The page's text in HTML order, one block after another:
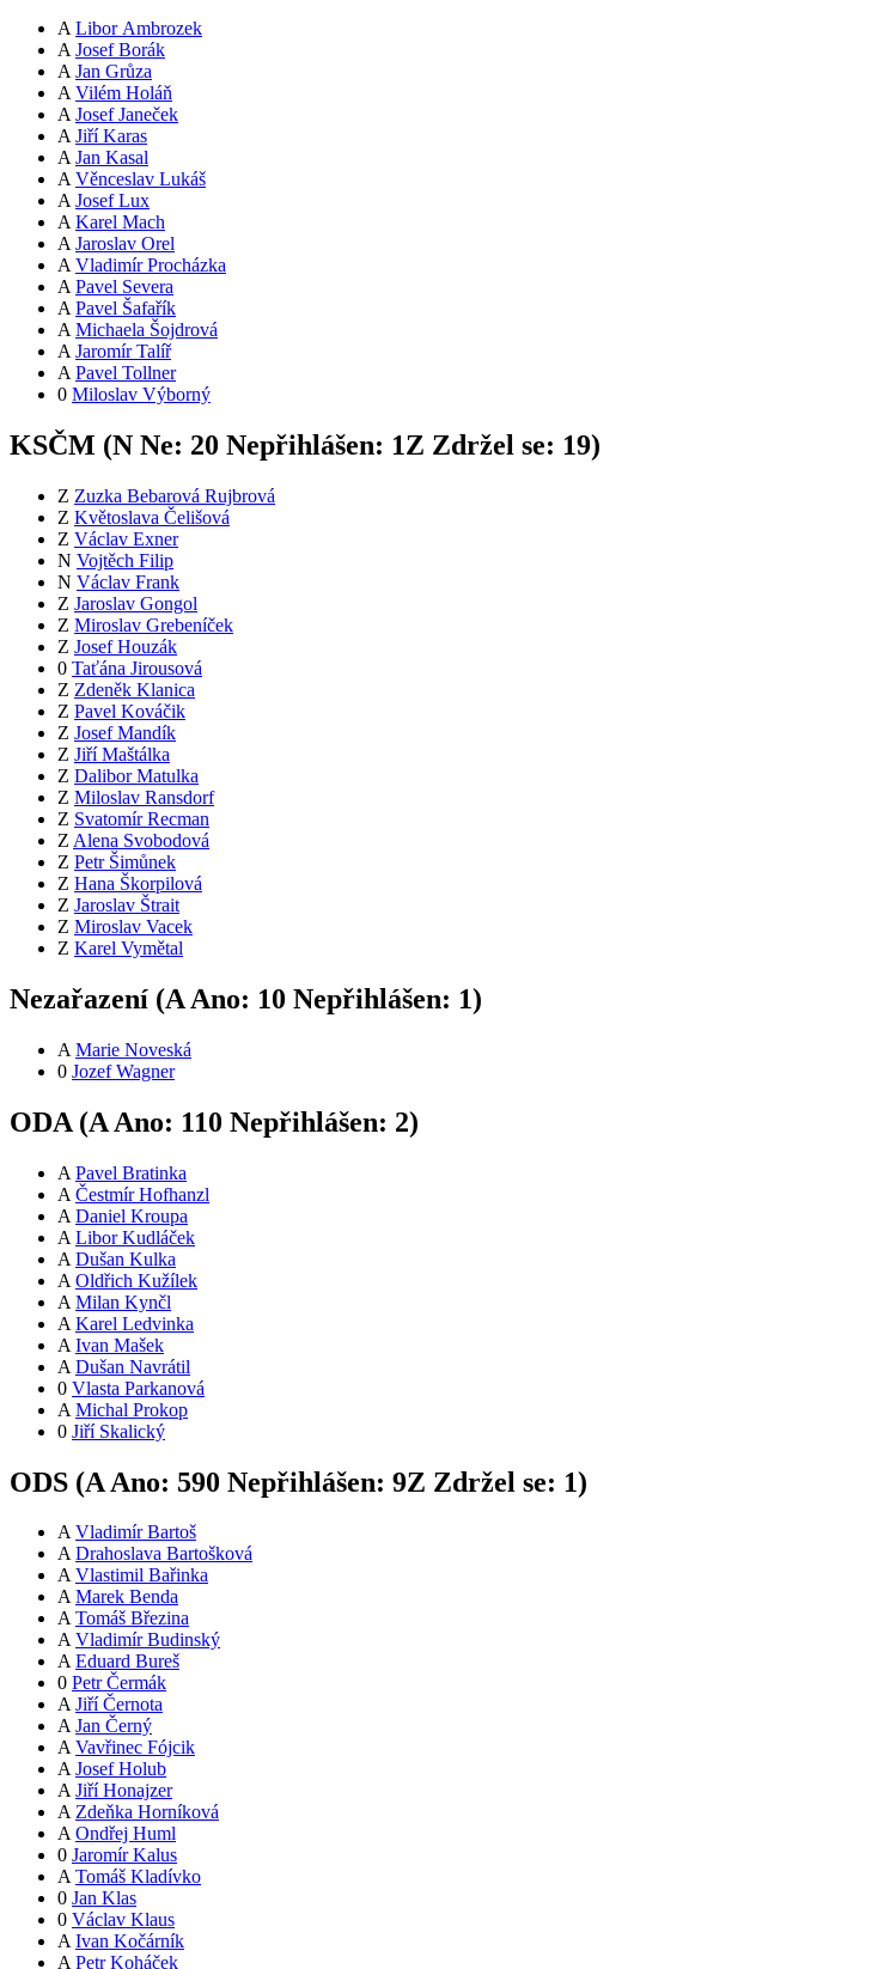
A Libor Ambrozek
A Josef Borák
A Jan Grůza
A Vilém Holáň
A Josef Janeček
A Jiří Karas
A Jan Kasal
A Věnceslav Lukáš
A Josef Lux
A Karel Mach
A Jaroslav Orel
A Vladimír Procházka
A Pavel Severa
A Pavel Šafařík
A Michaela Šojdrová
A Jaromír Talíř
A Pavel Tollner
0 Miloslav Výborný
KSČM (N Ne: 20 Nepřihlášen: 1Z Zdržel se: 19)
Z Zuzka Bebarová Rujbrová
Z Květoslava Čelišová
Z Václav Exner
N Vojtěch Filip
N Václav Frank
Z Jaroslav Gongol
Z Miroslav Grebeníček
Z Josef Houzák
0 Taťána Jirousová
Z Zdeněk Klanica
Z Pavel Kováčik
Z Josef Mandík
Z Jiří Maštálka
Z Dalibor Matulka
Z Miloslav Ransdorf
Z Svatomír Recman
Z Alena Svobodová
Z Petr Šimůnek
Z Hana Škorpilová
Z Jaroslav Štrait
Z Miroslav Vacek
Z Karel Vymětal
Nezařazení (A Ano: 10 Nepřihlášen: 1)
A Marie Noveská
0 Jozef Wagner
ODA (A Ano: 110 Nepřihlášen: 2)
A Pavel Bratinka
A Čestmír Hofhanzl
A Daniel Kroupa
A Libor Kudláček
A Dušan Kulka
A Oldřich Kužílek
A Milan Kynčl
A Karel Ledvinka
A Ivan Mašek
A Dušan Navrátil
0 Vlasta Parkanová
A Michal Prokop
0 Jiří Skalický
ODS (A Ano: 590 Nepřihlášen: 9Z Zdržel se: 1)
A Vladimír Bartoš
A Drahoslava Bartošková
A Vlastimil Bařinka
A Marek Benda
A Tomáš Březina
A Vladimír Budinský
A Eduard Bureš
0 Petr Čermák
A Jiří Černota
A Jan Černý
A Vavřinec Fójcik
A Josef Holub
A Jiří Honajzer
A Zdeňka Horníková
A Ondřej Huml
0 Jaromír Kalus
A Tomáš Kladívko
0 Jan Klas
0 Václav Klaus
A Ivan Kočárník
A Petr Koháček